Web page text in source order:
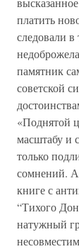
платить
следовали
памятник
советской
«Поднятой
масштабу и
только
сомнений.
книге с
“Тихого
натужный